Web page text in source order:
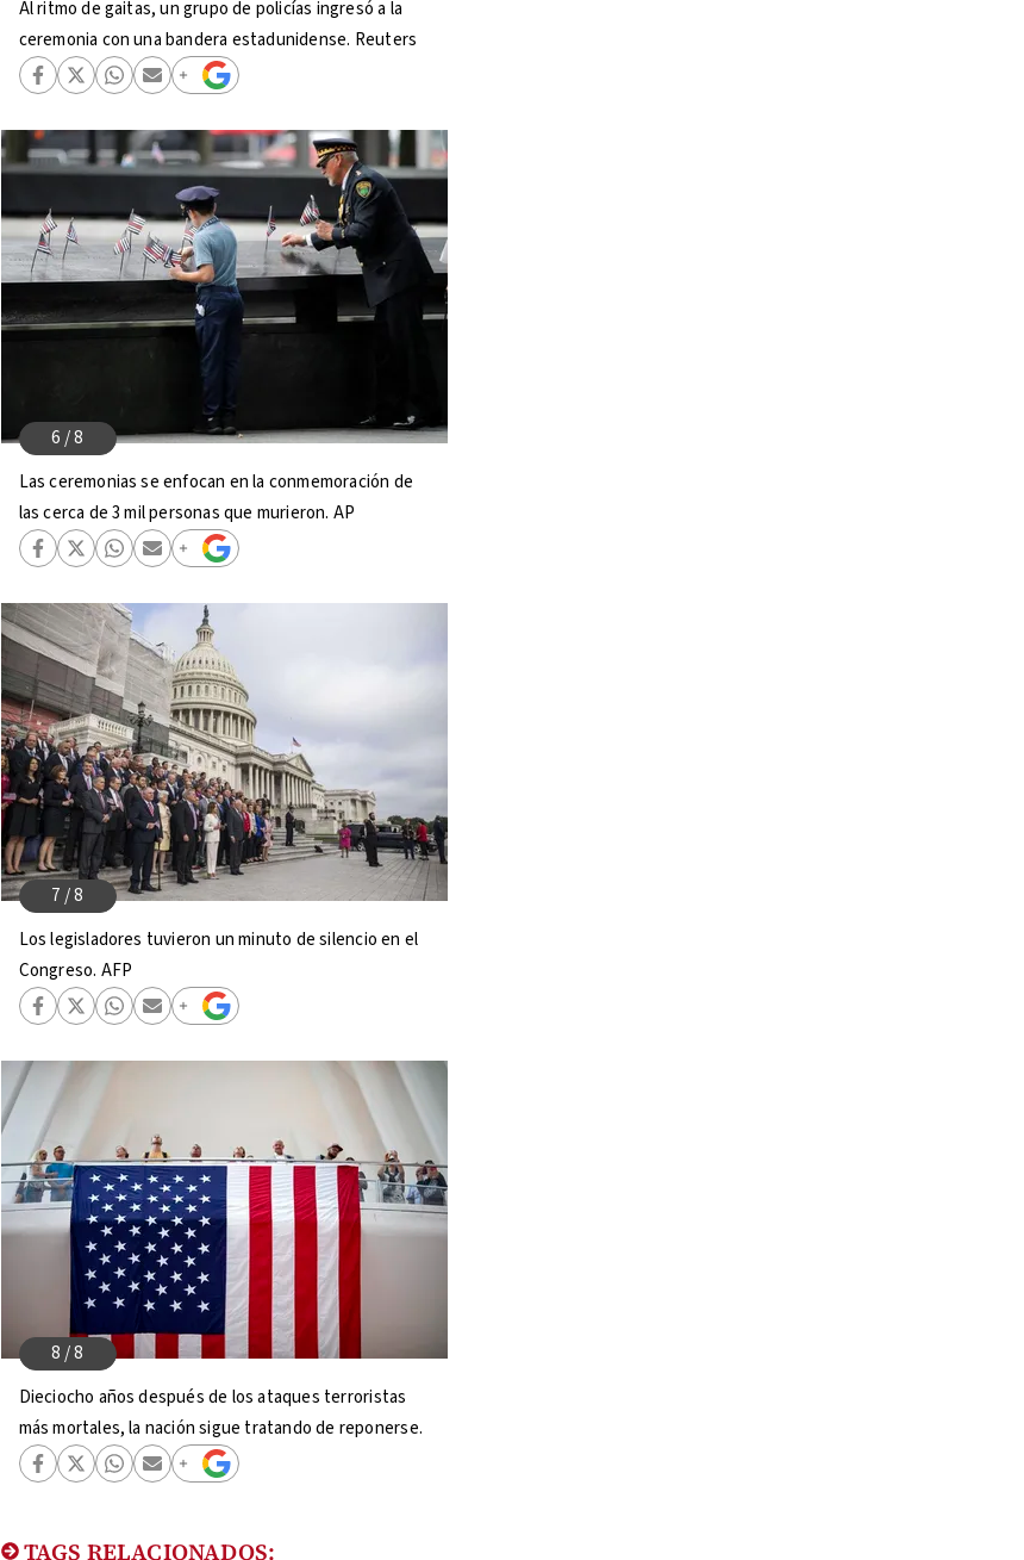
Al ritmo de gaitas, un grupo de policías ingresó a la
ceremonia con una bandera estadunidense. Reuters
Las ceremonias se enfocan en la conmemoración de
las cerca de 3 mil personas que murieron. AP
Los legisladores tuvieron un minuto de silencio en el
Congreso. AFP
Dieciocho años después de los ataques terroristas
más mortales, la nación sigue tratando de reponerse.
TAGS RELACIONADOS: